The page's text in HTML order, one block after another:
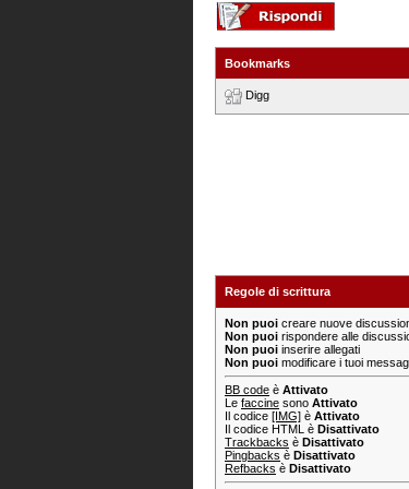
Bookmarks
Digg
Regole di scrittura
Non puoi creare nuove
Non puoi rispondere alle
Non puoi inserire allegati
Non puoi modificare i tuoi
BB code è Attivato
Le faccine sono Attivato
Il codice [IMG] è Attivato
Il codice HTML è Disattivato
Trackbacks è Disattivato
Pingbacks è Disattivato
Refbacks è Disattivato